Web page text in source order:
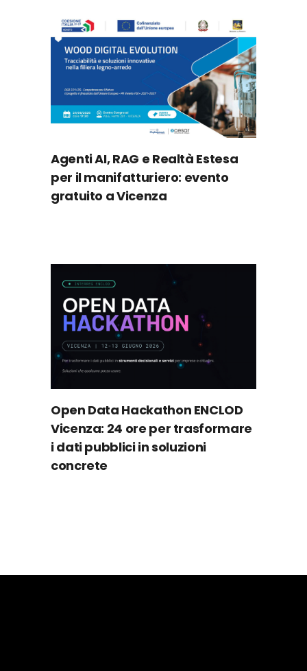
Agenti AI, RAG e Realtà Estesa
per il manifatturiero: evento
gratuito a Vicenza
Open Data Hackathon ENCLOD
Vicenza: 24 ore per trasformare
i dati pubblici in soluzioni
concrete